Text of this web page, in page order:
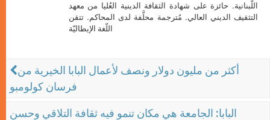
اللّبنانية. حائزة على شهادة الثقافة الدينية العُليا من معهد
التثقيف الديني العالي. مُترجمة محلَّفة لدى المحاكم. تتقن
اللّغة الإيطاليّة
أكثر من مليون دولار ونصف لأعمال البابا الخيرية من
فرسان كولومبو
البابا: الجامعة هي مكان تنمو فيه ثقافة التلاقي وحسن